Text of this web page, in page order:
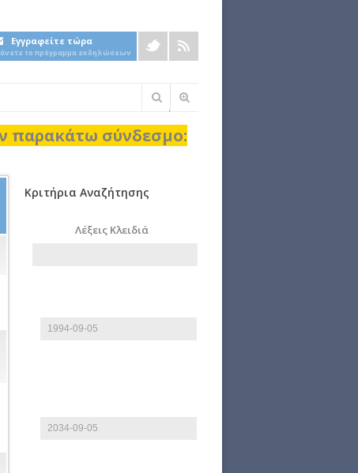
Εγγραφείτε τώρα
το πρόγραμμα εκδηλώσεων
Φόρμα
αναζήτησης
παρακάτω σύνδεσμο:
Κριτήρια Αναζήτησης
Λέξεις Κλειδιά